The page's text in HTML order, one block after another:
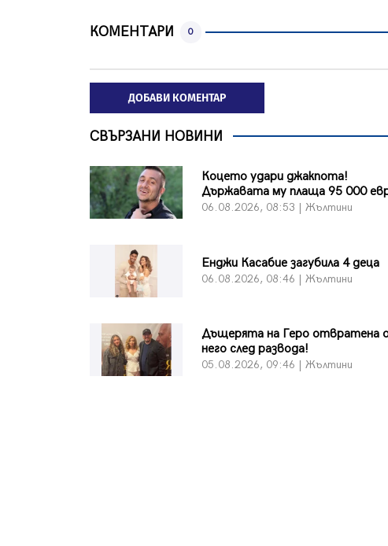
КОМЕНТАРИ 0
ДОБАВИ КОМЕНТАР
СВЪРЗАНИ НОВИНИ
Коцето удари джакпота!
Държавата му плаща 95 000
06.08.2026, 08:53 | Жълтини
Енджи Касабие загубила 4 деца
06.08.2026, 08:46 | Жълтини
Дъщерята на Геро отвратена
него след развода!
05.08.2026, 09:46 | Жълтини